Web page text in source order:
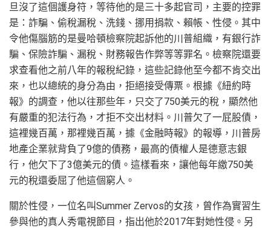
旦沒了這個護身符，等待他的是三十多起官司，主要的控罪
是：詐騙、偷稅漏稅、洗錢、挪用捐款、賴帳、性侵。其中
令他傷腦筋的是曼哈頓檢察院起訴他的川普組織，有銀行詐
騙、保險詐騙、漏稅、財務報告作弊等等罪名。檢察院還要
求查看他之前八年的報稅紀錄，這些記錄他至今都不肯交出
來，也以總統的身分為由，拒絕接受傳票。根據《紐約時
報》的調查，他以往那些年，只交了750美元的稅，顯然他
有嚴重的犯法行為，才拒不交出材料。川普欠了一屁股債，
這裡幾百萬，那裡幾百萬，據《金融時報》的報導，川普房
地產企業就背負了9億的債務，最高的債權人是德意志銀
行，他欠下了3億美元的債。這樣看來，讓他每年繳750美
元的稅還委屈了他這個窮人。
關於性侵，一位名叫Summer Zervos的女孩，曾作為實習生
參與他的真人秀電視節目，指出他於2017年對她性侵。另